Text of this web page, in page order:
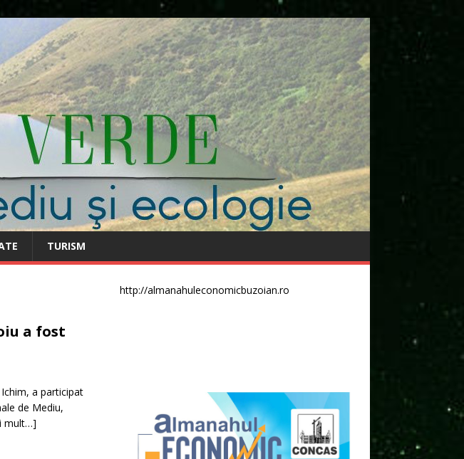
TURISM
a fost
a participat
de Mediu,
mult…]
http://almanahuleconomicbuzoian.ro